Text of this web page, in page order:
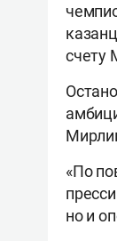
счету
«По
но и